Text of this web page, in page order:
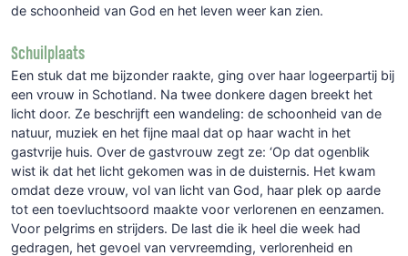
de schoonheid van God en het leven weer kan zien.
Schuilplaats
Een stuk dat me bijzonder raakte, ging over haar logeerpartij bij
een vrouw in Schotland. Na twee donkere dagen breekt het
licht door. Ze beschrijft een wandeling: de schoonheid van de
natuur, muziek en het fijne maal dat op haar wacht in het
gastvrije huis. Over de gastvrouw zegt ze: ‘Op dat ogenblik
wist ik dat het licht gekomen was in de duisternis. Het kwam
omdat deze vrouw, vol van licht van God, haar plek op aarde
tot een toevluchtsoord maakte voor verlorenen en eenzamen.
Voor pelgrims en strijders. De last die ik heel die week had
gedragen, het gevoel van vervreemding, verlorenheid en